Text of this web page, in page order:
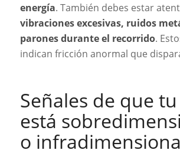
energía. También debes estar
vibraciones excesivas, ruidos
parones durante el recorrido.
indican fricción anormal que
Señales de que
está
o